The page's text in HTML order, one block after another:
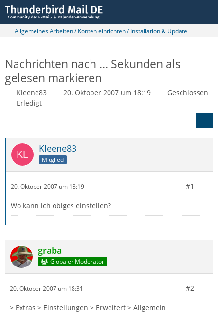
Allgemeines Arbeiten / Konten einrichten / Installation & Update
Nachrichten nach ... Sekunden als
gelesen markieren
Kleene83 20. Oktober 2007 um 18:19
Geschlossen
Erledigt
Kleene83
Mitglied
20. Oktober 2007 um 18:19 #1
Wo kann ich obiges einstellen?
graba
Globaler Moderator
20. Oktober 2007 um 18:31 #2
> Extras > Einstellungen > Erweitert > Allgemein